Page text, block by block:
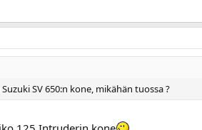
SV 650:n kone, mikähän tuossa ?